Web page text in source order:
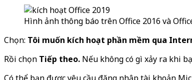
Hình ảnh thông báo trên Office 2016 và
Chọn: Tôi muốn kích hoạt phần mềm qua
Rồi chọn Tiếp theo. Nếu không có gì xảy ra khi